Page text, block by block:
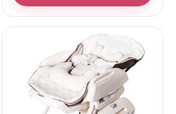
нет в продаже